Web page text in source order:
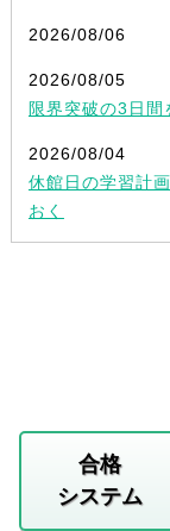
2026/08/06
2026/08/05
限界突破の3日間
2026/08/04
休館日の学習計
おく
合格
システム